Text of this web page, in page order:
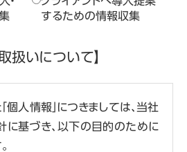
するための情報収集
扱いについて】
個人情報」につきましては、当社
に基づき、以下の目的のために